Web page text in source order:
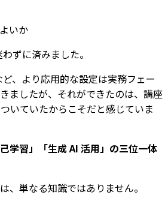
いか
ずに済みました。
、より応用的な設定は実務フェー
ましたが、それができたのは、講座
いていたからこそだと感じていま
己学習」「生成 AI 活用」の三位一体
、単なる知識ではありません。